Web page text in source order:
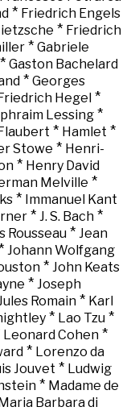
* Friedrich Engels
* Friedrich
* Gabriele
* Gaston Bachelard
* Georges
Hegel *
Lessing *
* Hamlet *
Stowe * Henri-
* Henry David
Melville *
* Immanuel Kant
* J. S. Bach*
Rousseau * Jean
Johann Wolfgang
* John Keats
* Joseph
Romain* Karl
* Lao Tzu*
Leonard Cohen*
* Lorenzo da
Jouvet * Ludwig
* Madame de
Maria Barbara di